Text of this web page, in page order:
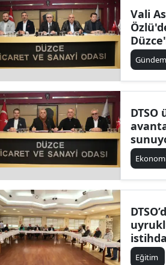
Vali
turizm
Gündem
DTSO
Eğitim